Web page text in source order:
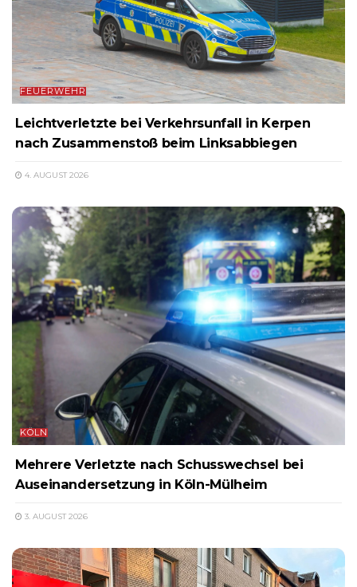
FEUERWEHR
Leichtverletzte bei Verkehrsunfall in Kerpen
nach Zusammenstoß beim Linksabbiegen
4. AUGUST 2026
KÖLN
Mehrere Verletzte nach Schusswechsel bei
Auseinandersetzung in Köln-Mülheim
3. AUGUST 2026